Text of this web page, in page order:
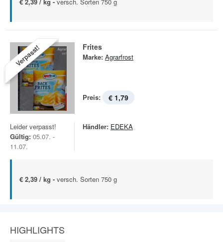
Verpasst! Frites
Marke: Agrarfrost
Preis: € 1,79
Leider verpasst!
Gültig: 05.07. -
11.07.
Händler: EDEKA
€ 2,39 / kg - versch. Sorten 750 g
HIGHLIGHTS